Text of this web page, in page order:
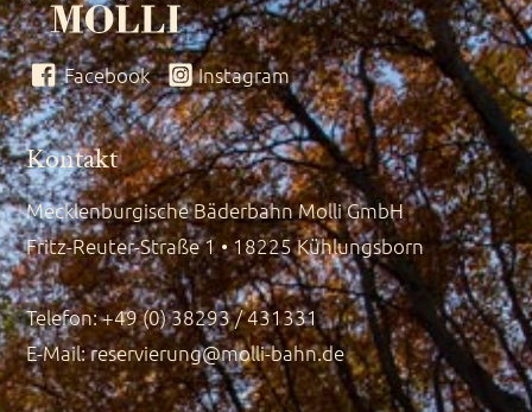
Facebook Instagram
Kontakt
Mecklenburgische Bäderbahn Molli GmbH
Fritz-Reuter-Straße 1 • 18225 Kühlungsborn
Telefon: +49 (0) 38293 / 431331
E-Mail:reservierung@molli-bahn.de